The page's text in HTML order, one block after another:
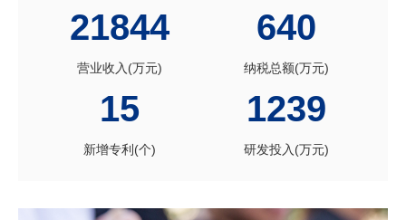
21844
营业收入(万元)
640
纳税总额(万元)
15
新增专利(个)
1239
研发投入(万元)